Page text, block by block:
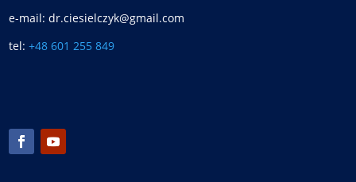
e-mail: dr.ciesielczyk@gmail.com
tel:+48 601 255 849